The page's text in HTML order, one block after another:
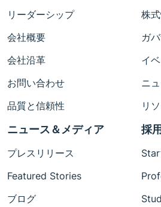
リーダーシップ
会社概要
会社沿革
お問い合わせ
品質と信頼性
株
ガ
イ
ニ
リ
ニュース＆メディア
プレスリリース
Featured Stories
ブログ
採